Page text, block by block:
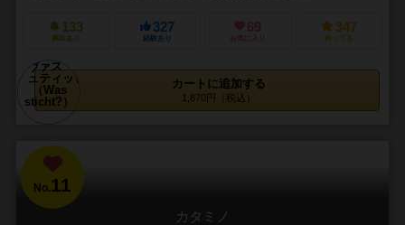
133
興味あり
327
経験あり
69
お気に入り
347
持ってる
カートに追加する
1,870円（税込）
No.11
カタミノ